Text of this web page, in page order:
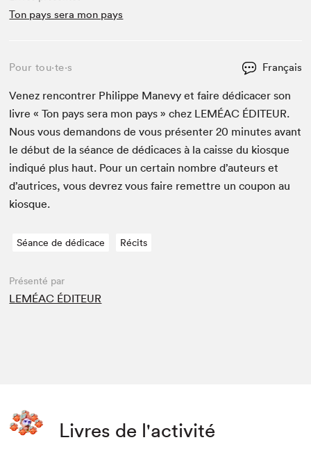
Ton pays sera mon pays
Pour tou⋅te⋅s Français
Venez ren­con­tr­er Philippe Manevy et faire dédi­cac­er son
livre « Ton pays sera mon pays » chez LEMÉAC ÉDI­TEUR.
Nous vous deman­dons de vous présen­ter20 min­utes avant
le début de la séance de dédi­caces à la caisse du kiosque
indiqué plus haut. Pour un cer­tain nom­bre d’auteurs et
d’autrices, vous devrez vous faire remet­tre un coupon au
kiosque.
Séance de dédicace Récits
Présenté par
LEMÉAC ÉDITEUR
Livres de l'activité